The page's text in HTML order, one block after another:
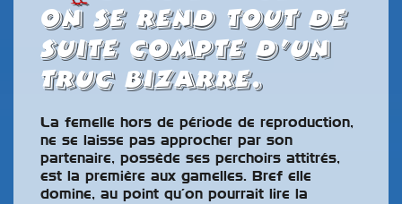
on se rend tout de
suite compte d’un
truc bizarre.
La femelle hors de période de reproduction,
ne se laisse pas approcher par son
partenaire, possède ses perchoirs attitrés,
est la première aux gamelles. Bref elle
domine, au point qu’on pourrait lire la